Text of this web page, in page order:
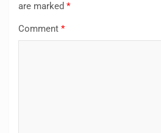
are marked *
Comment *